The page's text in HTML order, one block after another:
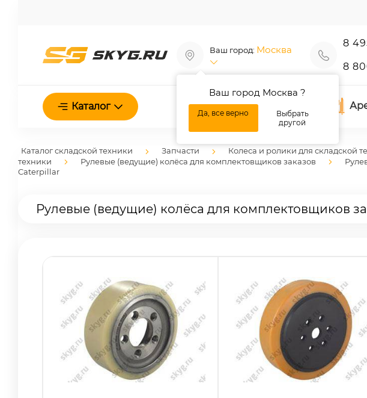
Ваш город: Москва
Ваш город Москва ?
Да, все верно
Выбрать
другой
8
8
Каталог О нас
Каталог складской техники Запчасти Колеса и ролики для складской
техники
Рулевые (ведущие) колёса для комплектовщиков заказов
Caterpillar
Рулевые (ведущие) колёса для комплектовщиков